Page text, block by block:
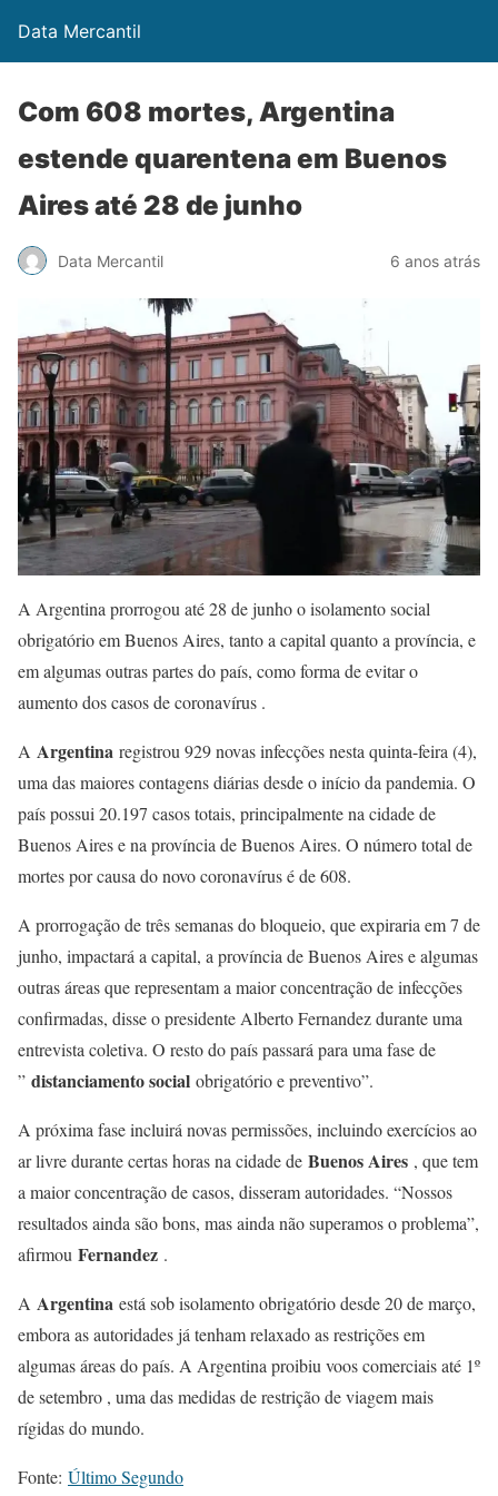
Data Mercantil
Com 608 mortes, Argentina
estende quarentena em Buenos
Aires até 28 de junho
Data Mercantil 6 anos atrás
A Argentina prorrogou até 28 de junho o isolamento social
obrigatório em Buenos Aires, tanto a capital quanto a província, e
em algumas outras partes do país, como forma de evitar o
aumento dos casos de coronavírus .
A Argentina registrou 929 novas infecções nesta quinta-feira (4),
uma das maiores contagens diárias desde o início da pandemia. O
país possui 20.197 casos totais, principalmente na cidade de
Buenos Aires e na província de Buenos Aires. O número total de
mortes por causa do novo coronavírus é de 608.
A prorrogação de três semanas do bloqueio, que expiraria em 7 de
junho, impactará a capital, a província de Buenos Aires e algumas
outras áreas que representam a maior concentração de infecções
confirmadas, disse o presidente Alberto Fernandez durante uma
entrevista coletiva. O resto do país passará para uma fase de
” distanciamento social obrigatório e preventivo”.
A próxima fase incluirá novas permissões, incluindo exercícios ao
ar livre durante certas horas na cidade de Buenos Aires , que tem
a maior concentração de casos, disseram autoridades. “Nossos
resultados ainda são bons, mas ainda não superamos o problema”,
afirmou Fernandez .
A Argentina está sob isolamento obrigatório desde 20 de março,
embora as autoridades já tenham relaxado as restrições em
algumas áreas do país. A Argentina proibiu voos comerciais até 1º
de setembro , uma das medidas de restrição de viagem mais
rígidas do mundo.
Fonte: Último Segundo